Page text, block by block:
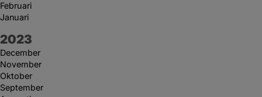
Februari
Januari
År:
2023
December
November
Oktober
September